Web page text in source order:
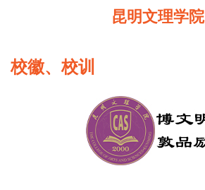
昆明文理学院
校徽、校训